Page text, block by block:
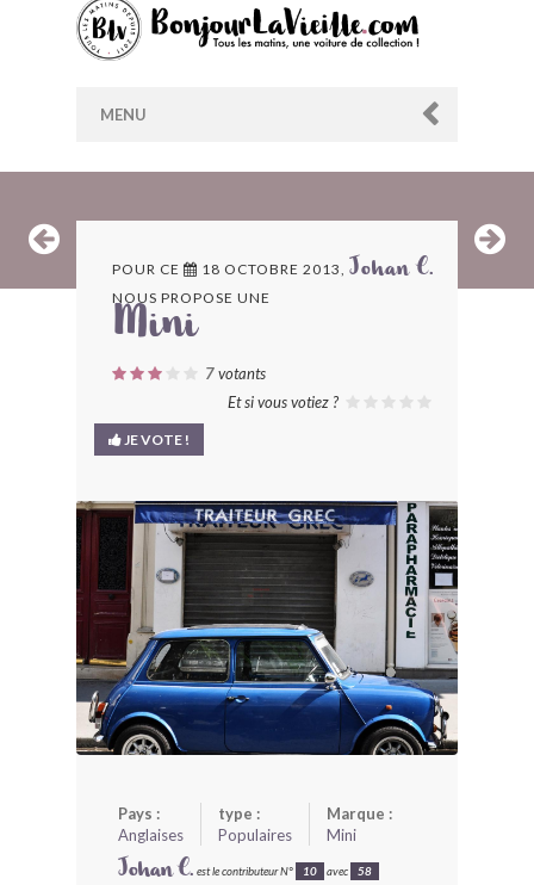
MENU
ARCHIVES
LES CONTRIBUTEURS
LE BLOG
BONJOURLAVIEILLE ?
MODÈLES ET MARQUES
COMMENT FONCTIONNE BLV ?
POUR CE 18 OCTOBRE 2013, Johan C.
NOUS PROPOSE UNE
Mini
7votants
Et si vous votiez ?
JE VOTE !
Pays :
Anglaises
type :
Populaires
Marque :
Mini
Johan C. est le contributeur N° 10 avec 58